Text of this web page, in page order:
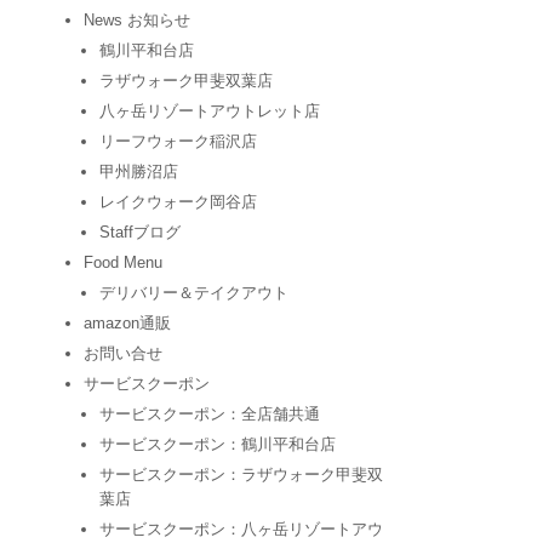
News お知らせ
鶴川平和台店
ラザウォーク甲斐双葉店
八ヶ岳リゾートアウトレット店
リーフウォーク稲沢店
甲州勝沼店
レイクウォーク岡谷店
Staffブログ
Food Menu
デリバリー＆テイクアウト
amazon通販
お問い合せ
サービスクーポン
サービスクーポン：全店舗共通
サービスクーポン：鶴川平和台店
サービスクーポン：ラザウォーク甲斐双
葉店
サービスクーポン：八ヶ岳リゾートアウ